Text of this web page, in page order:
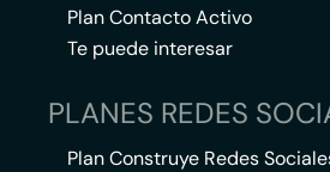
Plan Contacto Activo
Te puede interesar
PLANES REDES
Plan Construye Redes